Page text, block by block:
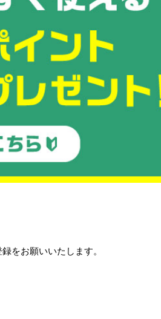
目の特集
詳細を見る
をお願いいたします。